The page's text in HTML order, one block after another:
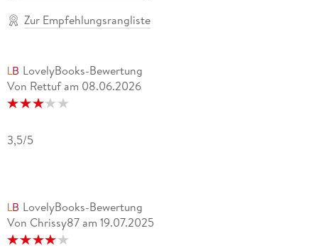
Zur Empfehlungsrangliste
LovelyBooks-Bewertung
Von Rettuf am 08.06.2026
3,5/5
LovelyBooks-Bewertung
Von Chrissy87 am 19.07.2025